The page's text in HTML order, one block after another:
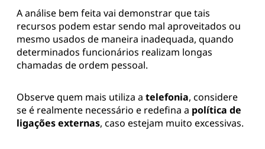
A análise bem feita vai demonstrar que tais
recursos podem estar sendo mal aproveitados ou
mesmo usados de maneira inadequada, quando
determinados funcionários realizam longas
chamadas de ordem pessoal.
Observe quem mais utiliza a telefonia, considere
se é realmente necessário e redefina a política de
ligações externas, caso estejam muito excessivas.